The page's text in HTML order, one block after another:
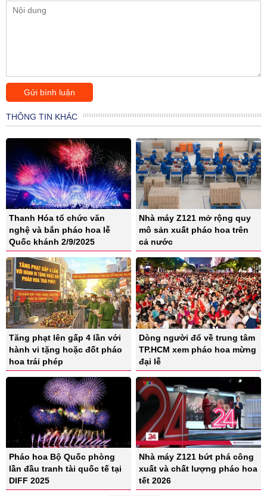
THÔNG TIN KHÁC
Thanh Hóa tổ chức văn
nghệ và bắn pháo hoa lễ
Quốc khánh 2/9/2025
Nhà máy Z121 mở rộng quy
mô sản xuất pháo hoa trên
cả nước
Tăng phạt lên gấp 4 lần với
hành vi tặng hoặc đốt pháo
hoa trái phép
Dòng người đổ về trung tâm
TP.HCM xem pháo hoa mừng
đại lễ
Pháo hoa Bộ Quốc phòng
lần đầu tranh tài quốc tế tại
DIFF 2025
Nhà máy Z121 bứt phá công
xuất và chất lượng pháo hoa
tết 2026